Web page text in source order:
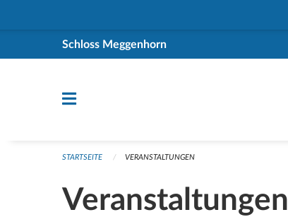
Schloss Meggenhorn
STARTSEITE VERANSTALTUNGEN
Veranstaltungen